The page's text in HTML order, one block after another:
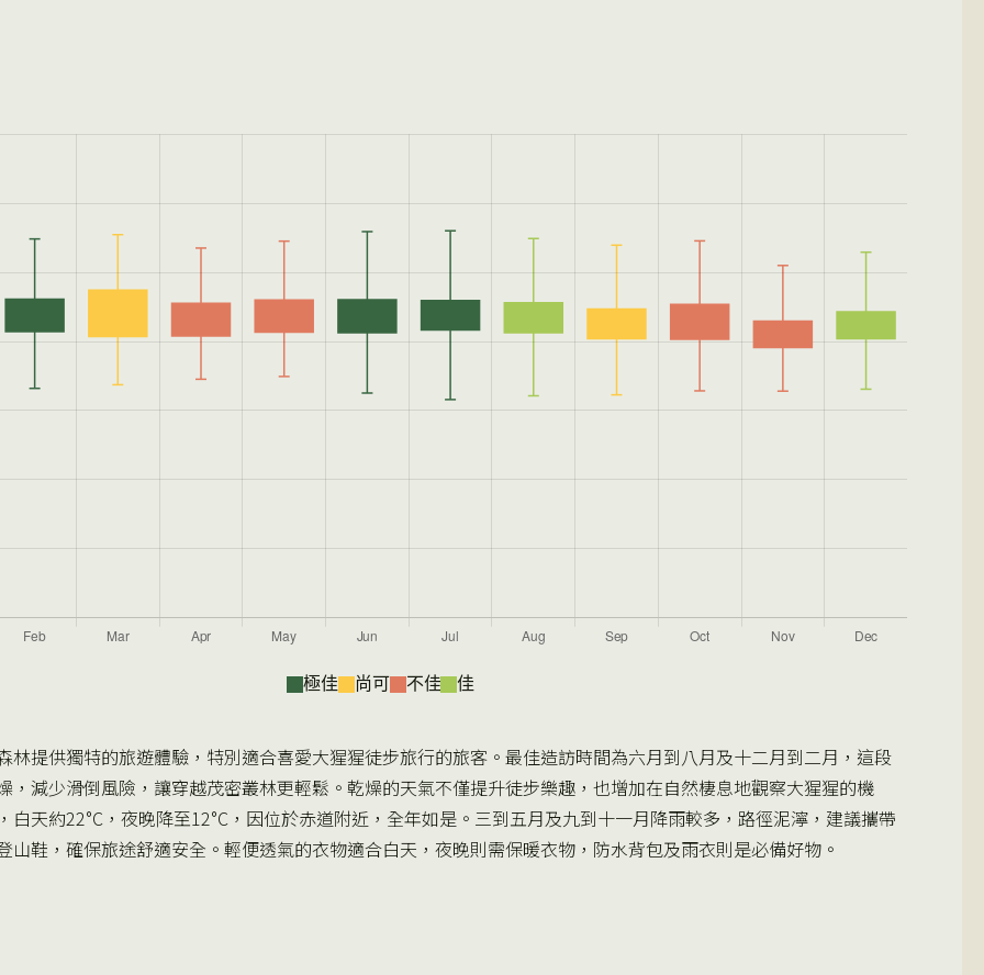
極佳 尚可 不佳 佳
林提供獨特的旅遊體驗，特別適合喜愛大猩猩徒步旅行的旅客。最佳造訪時間為六月到八月及十二月到二月，這段
，減少滑倒風險，讓穿越茂密叢林更輕鬆。乾燥的天氣不僅提升徒步樂趣，也增加在自然棲息地觀察大猩猩的機
白天約22°C，夜晚降至12°C，因位於赤道附近，全年如是。三到五月及九到十一月降雨較多，路徑泥濘，建議攜帶
山鞋，確保旅途舒適安全。輕便透氣的衣物適合白天，夜晚則需保暖衣物，防水背包及雨衣則是必備好物。